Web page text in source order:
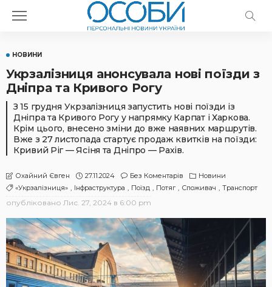
НОВИНИ
Укрзалізниця анонсувала нові поїзди з
Дніпра та Кривого Рогу
З 15 грудня Укрзалізниця запустить нові поїзди із
Дніпра та Кривого Рогу у напрямку Карпат і Харкова.
Крім цього, внесено зміни до вже наявних маршрутів.
Вже з 27 листопада стартує продаж квитків на поїзди:
Кривий Ріг — Ясіня та Дніпро — Рахів.
Охайний Євген 27.11.2024 Без Коментарів
Новини
«Укрзалізниця»
Інфраструктура Поїзд Потяг Споживач Транспорт
опубліковано Лис. 27, 2024 в 6:00 pm